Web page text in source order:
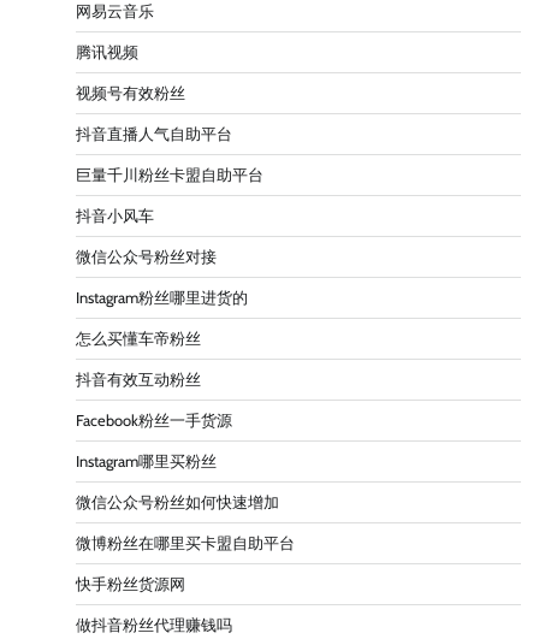
网易云音乐
腾讯视频
视频号有效粉丝
抖音直播人气自助平台
巨量千川粉丝卡盟自助平台
抖音小风车
微信公众号粉丝对接
Instagram粉丝哪里进货的
怎么买懂车帝粉丝
抖音有效互动粉丝
Facebook粉丝一手货源
Instagram哪里买粉丝
微信公众号粉丝如何快速增加
微博粉丝在哪里买卡盟自助平台
快手粉丝货源网
做抖音粉丝代理赚钱吗